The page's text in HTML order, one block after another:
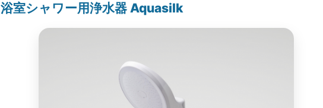
浴室シャワー用浄水器 Aquasilk